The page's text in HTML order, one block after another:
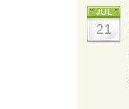
JUL
21